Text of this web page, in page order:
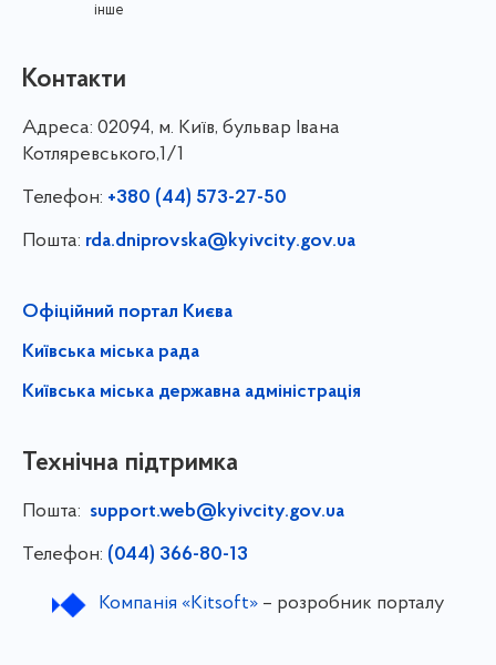
інше
Контакти
Адреса: 02094, м. Київ, бульвар Івана
Котляревського,1/1
Телефон: +380 (44) 573-27-50
Пошта: rda.dniprovska@kyivcity.gov.ua
Офіційний портал Києва
Київська міська рада
Київська міська державна адміністрація
Технічна підтримка
Пошта: support.web@kyivcity.gov.ua
Телефон: (044) 366-80-13
Компанія «Kitsoft»– розробник порталу